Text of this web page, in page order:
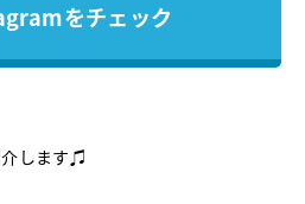
をチェック
介します♫